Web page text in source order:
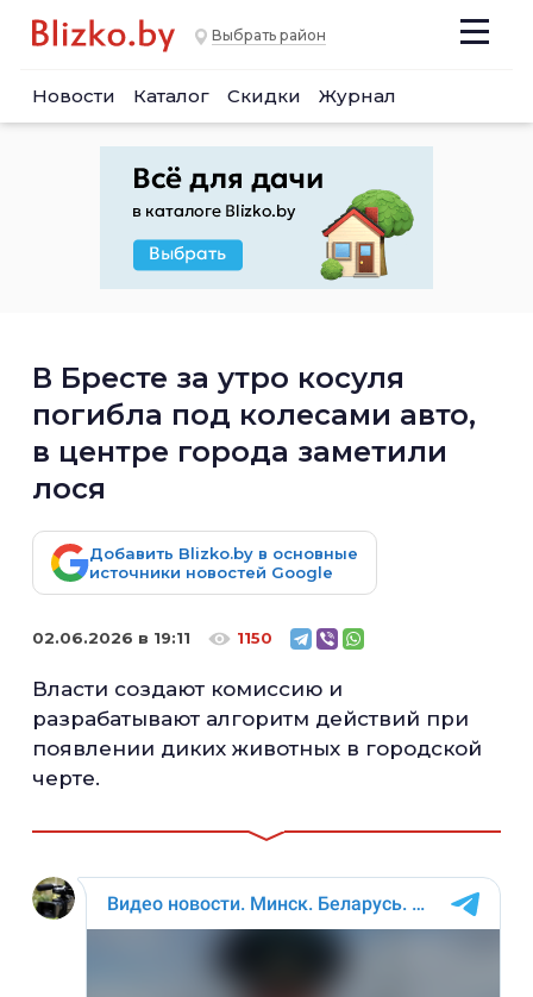
Выбрать район
Новости Каталог Скидки Журнал
В Бресте за утро косуля
погибла под колесами авто,
в центре города заметили
лося
Добавить Blizko.by в основные
источники новостей Google
02.06.2026 в 19:11 1150
Власти создают комиссию и
разрабатывают алгоритм действий при
появлении диких животных в городской
черте.